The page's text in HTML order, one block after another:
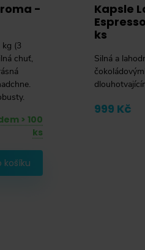
-
(3
chuť,
> 100
ks
košíku
Kapsle
ks
Silná a
999 Kč